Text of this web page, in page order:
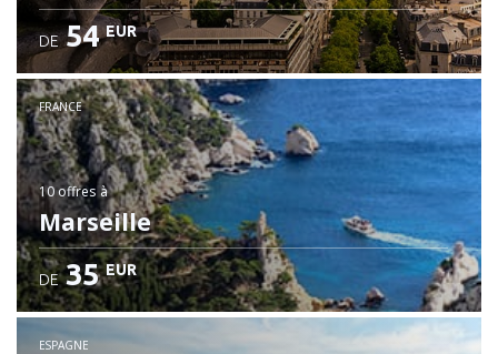
DE 54 EUR
FRANCE
10 offres à
Marseille
DE 35 EUR
ESPAGNE